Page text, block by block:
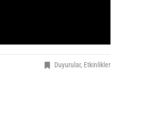
Duyurular, Etkinlikler